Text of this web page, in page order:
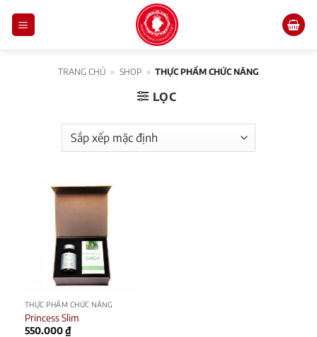
TRANG CHỦ » SHOP » THỰC PHẨM CHỨC NĂNG
LỌC
THỰC PHẨM CHỨC NĂNG
Princess Slim
550.000₫